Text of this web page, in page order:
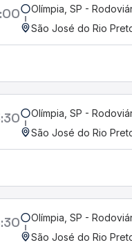
Olímpia, SP -
São José do Rio
Olímpia, SP -
São José do Rio
Olímpia, SP -
São José do Rio